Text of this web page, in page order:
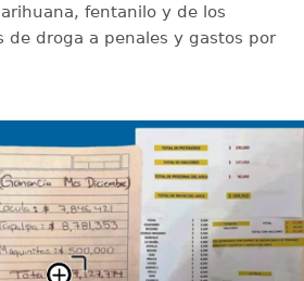
fentanilo y de los
de droga a penales y gastos por